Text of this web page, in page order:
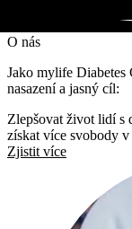
O nás
Jako mylife Diabetes
nasazení a jasný cíl:
Zlepšovat život lidí s
získat více svobody
Zjistit více